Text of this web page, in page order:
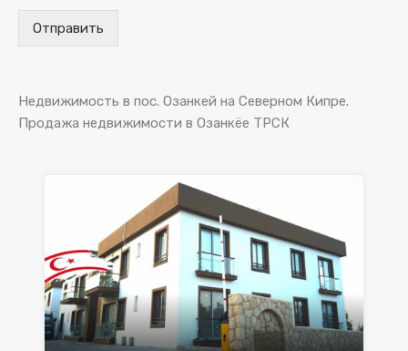
Отправить
Недвижимость в пос. Озанкей на Северном Кипре.
Продажа недвижимости в Озанкёе ТРСК